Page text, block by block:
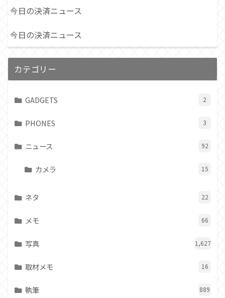
今日の決済ニュース
今日の決済ニュース
カテゴリー
GADGETS 2
PHONES 3
ニュース 92
カメラ 15
ネタ 22
メモ 66
写真 1,627
取材メモ 16
執筆 889